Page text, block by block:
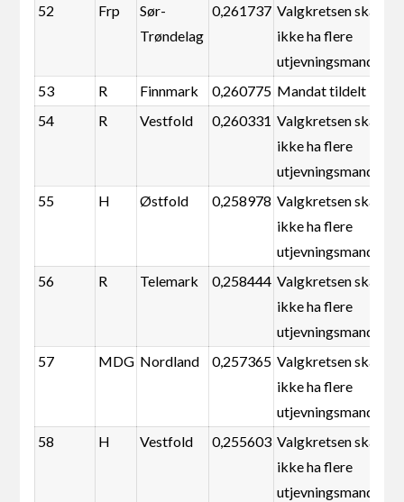
52 Frp
Sør-
Trøndelag
0,261737 Valgkretsen skal
ikke ha flere
utjevningsmandater
53
R Finnmark 0,260775 Mandat tildelt
54
R Vestfold 0,260331 Valgkretsen skal
ikke ha flere
utjevningsmandater
55
H Østfold 0,258978 Valgkretsen skal
ikke ha flere
utjevningsmandater
56
R Telemark 0,258444 Valgkretsen skal
ikke ha flere
utjevningsmandater
57
MDG Nordland 0,257365 Valgkretsen skal
ikke ha flere
utjevningsmandater
58
H Vestfold 0,255603 Valgkretsen skal
ikke ha flere
utjevningsmandater